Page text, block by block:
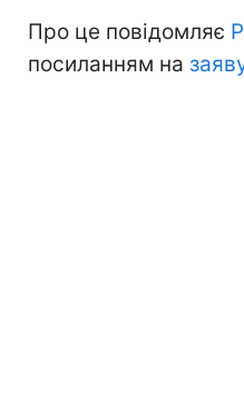
Про це повідомляє
посиланням на